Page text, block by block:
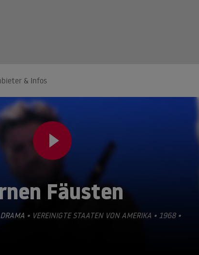
& Infos
Fäusten
DRAMA • VEREINIGTE STAATEN VON AMERIKA • 1968 •